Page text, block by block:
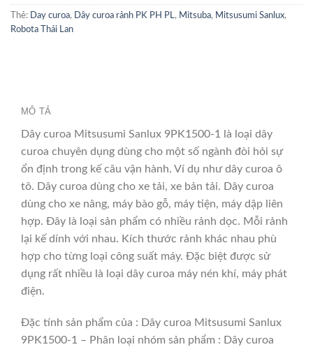
Thẻ: Day curoa, Dây curoa rảnh PK PH PL , Mitsuba, Mitsusumi Sanlux,
Robota Thái Lan
MÔ TẢ
Dây curoa Mitsusumi Sanlux 9PK1500-1 là loại dây
curoa chuyên dụng dùng cho một số ngành đòi hỏi sự
ổn định trong kế câu vận hành. Ví dụ như dây curoa ô
tô. Dây curoa dùng cho xe tải, xe bản tải. Dây curoa
dùng cho xe nâng, máy bào gỗ, máy tiện, máy dập liên
hợp. Đây là loại sản phẩm có nhiều rảnh dọc. Mỗi rảnh
lại kế dính với nhau. Kích thước rảnh khác nhau phù
hợp cho từng loại công suất máy. Đặc biệt được sử
dụng rất nhiều là loại dây curoa máy nén khí, máy phát
điện.
Đặc tính sản phẩm của : Dây curoa Mitsusumi Sanlux
9PK1500-1 – Phân loại nhóm sản phẩm : Dây curoa